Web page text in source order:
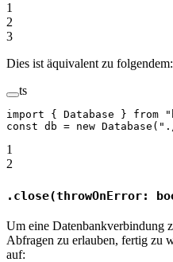
1
2
3
Dies ist äquivalent zu folgendem:
ts
import { Database } from
const db = new Database (
1
2
.close(throwOnError:
Um eine Datenbankverbindung
Abfragen zu erlauben, fertig zu
auf: